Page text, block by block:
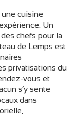
une cuisine
Un
chefs pour la
de Lemps est
privatisations du
vous et
s’y sente
dans